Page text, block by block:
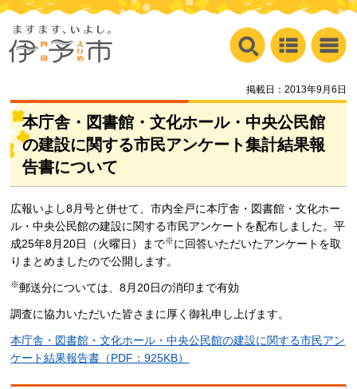
掲載日：2013年9月6日
本庁舎・図書館・文化ホール・中央公民館
の建設に関する市民アンケート集計結果報
告書について
広報いよし8月号と併せて、市内全戸に本庁舎・図書館・文化ホー
ル・中央公民館の建設に関する市民アンケートを配布しました。平
成25年8月20日（火曜日）まで※に回答いただいたアンケートを取
りまとめましたので公開します。
※郵送分については、8月20日の消印まで有効
調査に協力いただいた皆さまに厚く御礼申し上げます。
本庁舎・図書館・文化ホール・中央公民館の建設に関する市民アン
ケート結果報告書（PDF：925KB）